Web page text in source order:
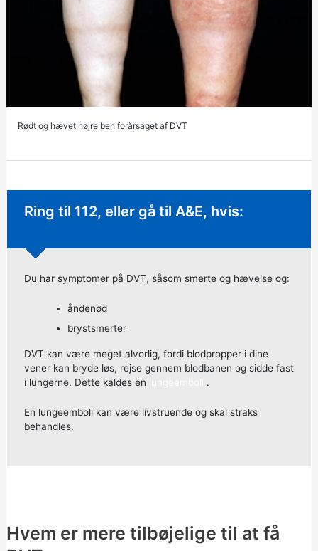
Rødt og hævet højre ben forårsaget af DVT
Øjeblikkelig handling krævet:
Ring til 112, eller gå til A&E, hvis:
Du har symptomer på DVT, såsom smerte og hævelse og:
åndenød
brystsmerter
DVT kan være meget alvorlig, fordi blodpropper i dine
vener kan bryde løs, rejse gennem blodbanen og sidde fast
i lungerne. Dette kaldes en
.
En lungeemboli kan være livstruende og skal straks
behandles.
Hvem er mere tilbøjelige til at få